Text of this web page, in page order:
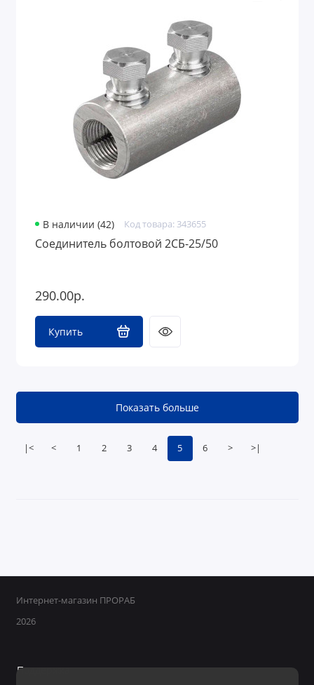
В наличии (42) Код товара: 343655
Соединитель болтовой 2СБ-25/50
290.00р.
Купить
|< < 1 2 3 4 5 6 > >|
Показать больше
Интернет-магазин ПРОРАБ
2026
Поддержка